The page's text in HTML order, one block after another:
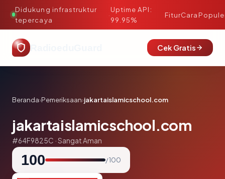
Didukung infrastruktur
tepercaya
·
Uptime API:
99.95%
FiturCara
Cek Gratis
Beranda›Pemeriksaan›jakartaislamicschool.com
jakartaislamicschool.com
#64F9825C · Sangat Aman
100 / 100